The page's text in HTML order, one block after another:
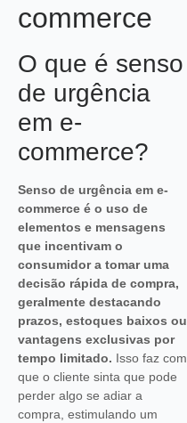
commerce
O que é senso
de urgência
em e-
commerce?
Senso de urgência em e-
commerce é o uso de
elementos e mensagens
que incentivam o
consumidor a tomar uma
decisão rápida de compra,
geralmente destacando
prazos, estoques baixos ou
vantagens exclusivas por
tempo limitado. Isso faz com
que o cliente sinta que pode
perder algo se adiar a
compra, estimulando um